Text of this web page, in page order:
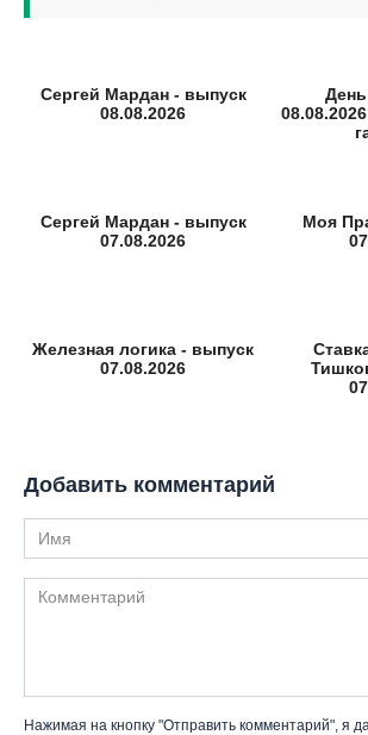
Сергей Мардан - выпуск
08.08.2026
Сергей Мардан - выпуск
07.08.2026
Моя
Железная логика - выпуск
07.08.2026
Добавить комментарий
Имя
Комментарий
Нажимая на кнопку "Отправить комментарий", я